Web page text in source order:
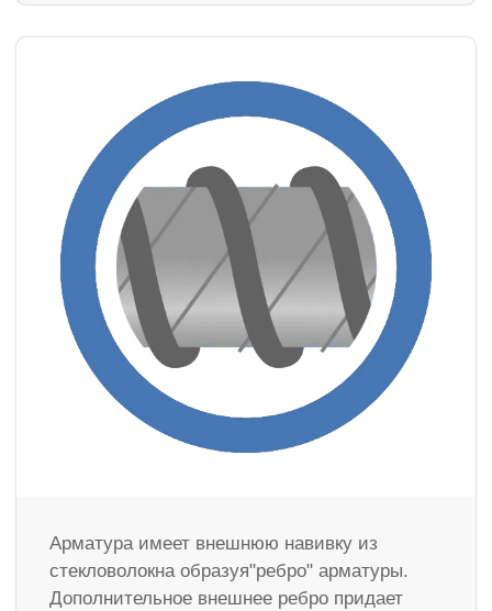
Арматура имеет внешнюю навивку из
стекловолокна образуя"ребро" арматуры.
Дополнительное внешнее ребро придает